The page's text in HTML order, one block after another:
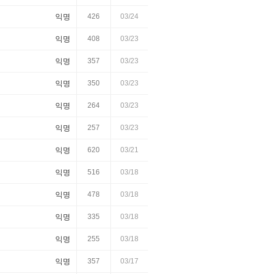
익명 426 03/24
익명 408 03/23
익명 357 03/23
익명 350 03/23
익명 264 03/23
익명 257 03/23
익명 620 03/21
익명 516 03/18
익명 478 03/18
익명 335 03/18
익명 255 03/18
익명 357 03/17